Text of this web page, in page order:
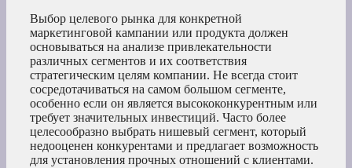
Выбор целевого рынка для конкретной
маркетинговой кампании или продукта должен
основываться на анализе привлекательности
различных сегментов и их соответствия
стратегическим целям компании. Не всегда стоит
сосредотачиваться на самом большом сегменте,
особенно если он является высококонкурентным или
требует значительных инвестиций. Часто более
целесообразно выбрать нишевый сегмент, который
недооценен конкурентами и предлагает возможность
для установления прочных отношений с клиентами.